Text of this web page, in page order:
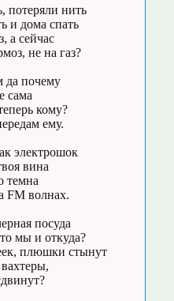
потеряли нить
и дома спать
а сейчас
не на газ?
да почему
сама
кому?
ему.
электрошок
вина
темна
FM волнах.
посуда
мы и откуда?
плюшки стынут